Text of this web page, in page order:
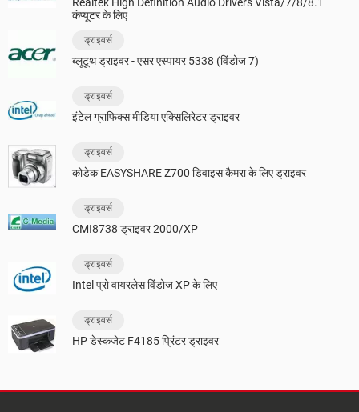
कंप्यूटर के लिए
ड्राइवर्स
ब्लूटूथ ड्राइवर - एसर एस्पायर 5338 (विंडोज 7)
ड्राइवर्स
इंटेल ग्राफिक्स मीडिया एक्सिलिरेटर ड्राइवर
ड्राइवर्स
कोडेक EASYSHARE Z700 डिवाइस कैमरा के लिए ड्राइवर
ड्राइवर्स
CMI8738 ड्राइवर 2000/XP
ड्राइवर्स
Intel प्रो वायरलेस विंडोज XP के लिए
ड्राइवर्स
HP डेस्कजेट F4185 प्रिंटर ड्राइवर